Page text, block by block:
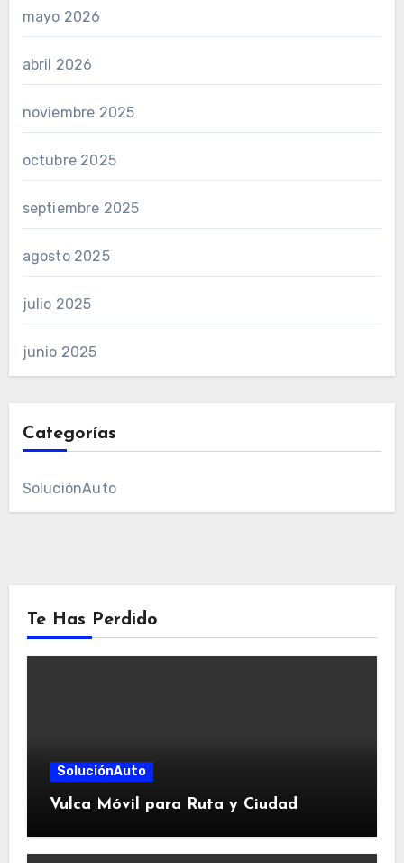
mayo 2026
abril 2026
noviembre 2025
octubre 2025
septiembre 2025
agosto 2025
julio 2025
junio 2025
Categorías
SoluciónAuto
Te Has Perdido
SoluciónAuto
Vulca Móvil para Ruta y Ciudad